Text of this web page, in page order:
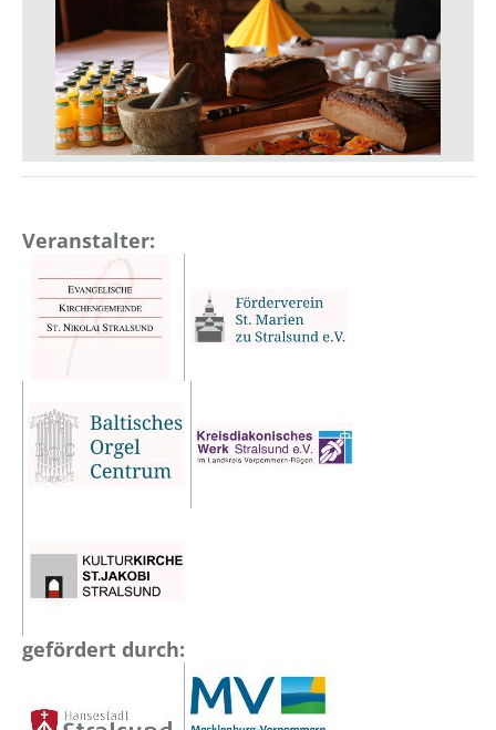
Veranstalter:
gefördert durch: